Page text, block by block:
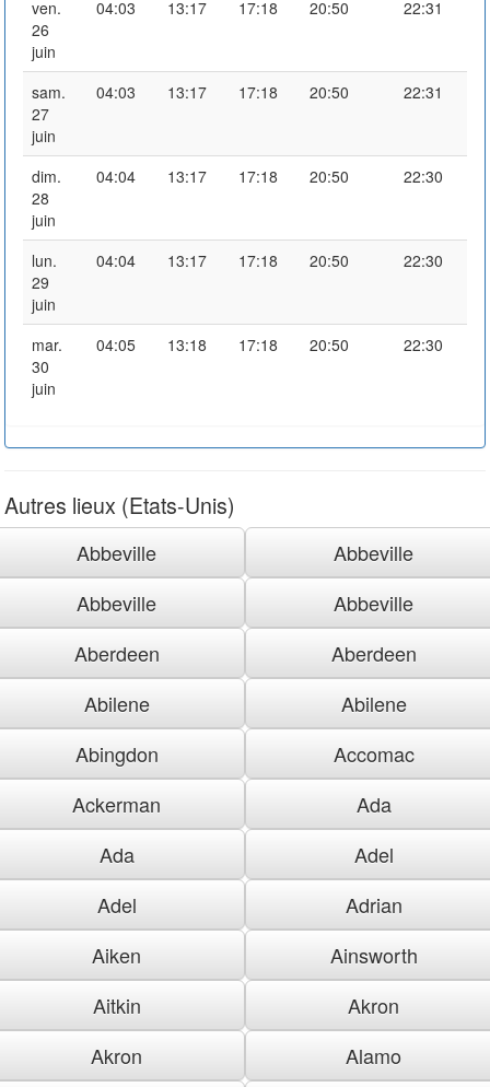
ven.
26
juin
04:03 13:17 17:18 20:50 22:31
sam.
27
juin
04:03 13:17 17:18 20:50 22:31
dim.
28
juin
04:04 13:17 17:18 20:50 22:30
lun.
29
juin
04:04 13:17 17:18 20:50 22:30
mar.
30
juin
04:05 13:18 17:18 20:50 22:30
Autres lieux (Etats-Unis)
Abbeville
Abbeville
Abbeville
Abbeville
Aberdeen
Aberdeen
Abilene
Abilene
Abingdon
Accomac
Ackerman
Ada
Ada
Adel
Adel
Adrian
Aiken
Ainsworth
Aitkin
Akron
Akron
Alamo